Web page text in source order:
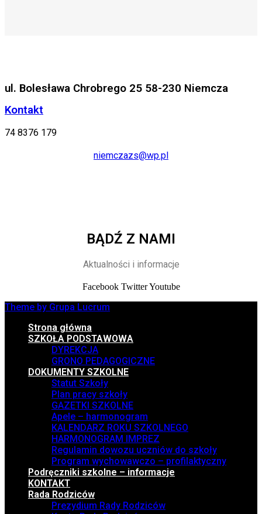
ul. Bolesława Chrobrego 25 58-230 Niemcza
Kontakt
74 8376 179
niemczazs@wp.pl
BĄDŹ Z NAMI
Aktualności i informacje
Facebook Twitter Youtube
Theme by Grupa Lucrum
Strona główna
SZKOŁA PODSTAWOWA
DYREKCJA
GRONO PEDAGOGICZNE
DOKUMENTY SZKOLNE
Statut Szkoły
Plan pracy szkoły
GAZETKI SZKOLNE
Apele – harmonogram
KALENDARZ ROKU SZKOLNEGO
HARMONOGRAM IMPREZ
Regulamin dowozu uczniów do szkoły
Program wychowawczo – profilaktyczny
Podręczniki szkolne – informacje
KONTAKT
Rada Rodziców
Prezydium Rady Rodziców